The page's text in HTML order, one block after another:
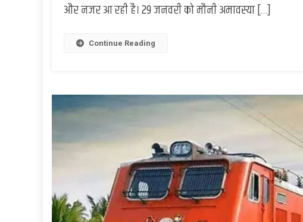
और नजर आ रही है। 29 जनवरी को मौनी अमावस्या […]
Continue Reading